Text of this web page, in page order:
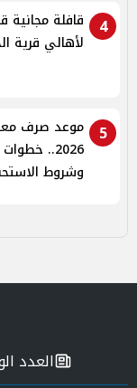
4
لأهالي قرية
5
موعد صرف
2026..
وشروط
العدد